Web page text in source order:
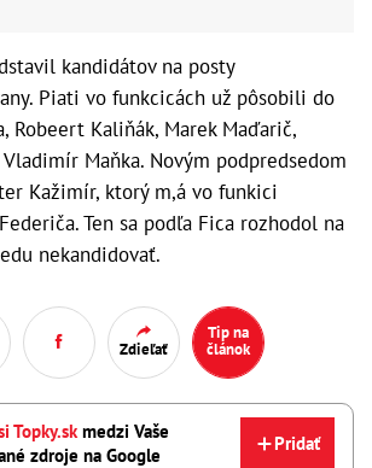
kandidátov na posty
Piati vo funkcicách už pôsobili do
Robeert Kaliňák, Marek Maďarič,
Maňka. Novým podpredsedom
Kažimír, ktorý m,á vo funkici
Ten sa podľa Fica rozhodol na
nekandidovať.
Zdieľať
Tip na
článok
Topky.sk medzi Vaše
zdroje na Google
Pridať